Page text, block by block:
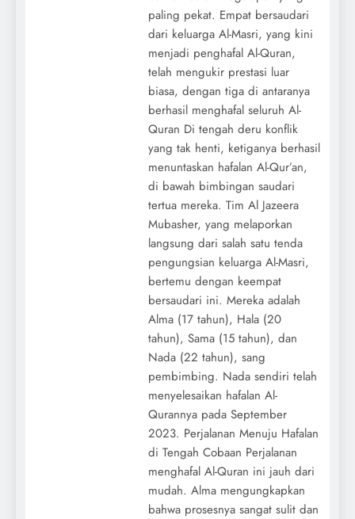
paling pekat. Empat bersaudari
dari keluarga Al-Masri, yang kini
menjadi penghafal Al-Quran,
telah mengukir prestasi luar
biasa, dengan tiga di antaranya
berhasil menghafal seluruh Al-
Quran Di tengah deru konflik
yang tak henti, ketiganya berhasil
menuntaskan hafalan Al-Qur’an,
di bawah bimbingan saudari
tertua mereka. Tim Al Jazeera
Mubasher, yang melaporkan
langsung dari salah satu tenda
pengungsian keluarga Al-Masri,
bertemu dengan keempat
bersaudari ini. Mereka adalah
Alma (17 tahun), Hala (20
tahun), Sama (15 tahun), dan
Nada (22 tahun), sang
pembimbing. Nada sendiri telah
menyelesaikan hafalan Al-
Qurannya pada September
2023. Perjalanan Menuju Hafalan
di Tengah Cobaan Perjalanan
menghafal Al-Quran ini jauh dari
mudah. Alma mengungkapkan
bahwa prosesnya sangat sulit dan